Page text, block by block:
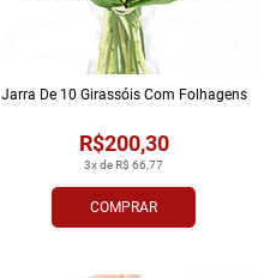
COMPRAR
3x de R$ 66,77
R$200,30
Jarra De 10 Girassóis Com Folhagens